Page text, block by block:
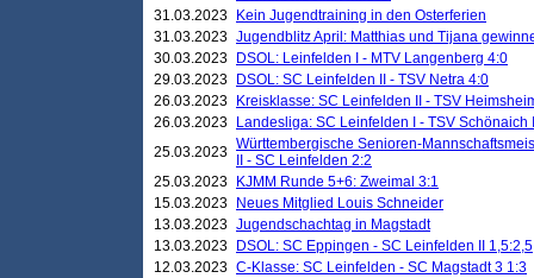
31.03.2023
Kein Jugendtraining in den Osterferien
31.03.2023 Jugendblitz April: Matthias und Tijana
30.03.2023
DSOL: Leinfelden I - MTV Langenberg 4:0
29.03.2023
DSOL: SC Leinfelden II - TSV Netra 4:0
26.03.2023
Kreisklasse: SC Leinfelden II - TSV
26.03.2023
Landesliga: SC Leinfelden I - TSV Schönaich
25.03.2023 Württembergische Senioren-
II - SC Leinfelden 2:2
25.03.2023
KJMM Runde 5+6: Zweimal 3:1
15.03.2023
Neues Mitglied Louis Schneider
13.03.2023 Jugendschachtag in Magstadt
13.03.2023
DSOL: SC Eppingen - SC Leinfelden II 1,5:2,5
12.03.2023 C-Klasse: SC Leinfelden - SC Magstadt 3 1:3